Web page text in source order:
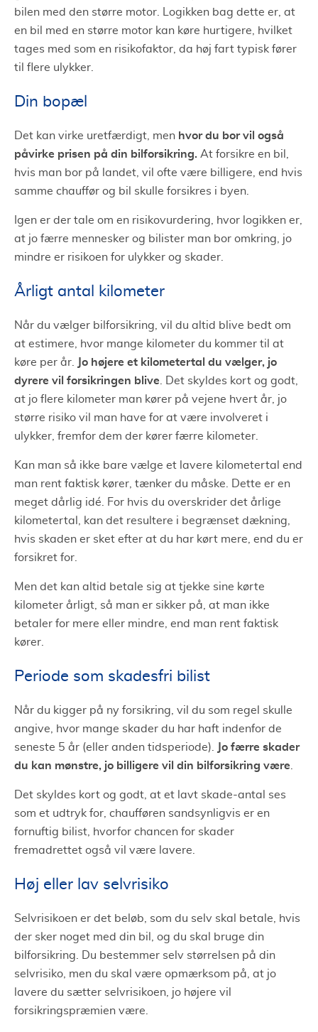
bilen med den større motor. Logikken bag dette er, at
en bil med en større motor kan køre hurtigere, hvilket
tages med som en risikofaktor, da høj fart typisk fører
til flere ulykker.
Din bopæl
Det kan virke uretfærdigt, men hvor du bor vil også
påvirke prisen på din bilforsikring. At forsikre en bil,
hvis man bor på landet, vil ofte være billigere, end hvis
samme chauffør og bil skulle forsikres i byen.
Igen er der tale om en risikovurdering, hvor logikken er,
at jo færre mennesker og bilister man bor omkring, jo
mindre er risikoen for ulykker og skader.
Årligt antal kilometer
Når du vælger bilforsikring, vil du altid blive bedt om
at estimere, hvor mange kilometer du kommer til at
køre per år.
Jo højere et kilometertal du vælger, jo
dyrere vil forsikringen blive . Det skyldes kort og godt,
at jo flere kilometer man kører på vejene hvert år, jo
større risiko vil man have for at være involveret i
ulykker, fremfor dem der kører færre kilometer.
Kan man så ikke bare vælge et lavere kilometertal end
man rent faktisk kører, tænker du måske. Dette er en
meget dårlig idé. For hvis du overskrider det årlige
kilometertal, kan det resultere i begrænset dækning,
hvis skaden er sket efter at du har kørt mere, end du er
forsikret for.
Men det kan altid betale sig at tjekke sine kørte
kilometer årligt, så man er sikker på, at man ikke
betaler for mere eller mindre, end man rent faktisk
kører.
Periode som skadesfri bilist
Når du kigger på ny forsikring, vil du som regel skulle
angive, hvor mange skader du har haft indenfor de
seneste 5 år (eller anden tidsperiode).
Jo færre skader
du kan mønstre, jo billigere vil din bilforsikring være
Det skyldes kort og godt, at et lavt skade-antal ses
som et udtryk for, chaufføren sandsynligvis er en
fornuftig bilist, hvorfor chancen for skader
fremadrettet også vil være lavere.
Høj eller lav selvrisiko
Selvrisikoen er det beløb, som du selv skal betale, hvis
der sker noget med din bil, og du skal bruge din
bilforsikring. Du bestemmer selv størrelsen på din
selvrisiko, men du skal være opmærksom på, at jo
lavere du sætter selvrisikoen, jo højere vil
forsikringspræmien være.